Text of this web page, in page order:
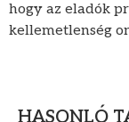
hogy az eladók
kellemetlenség
HASONLÓ